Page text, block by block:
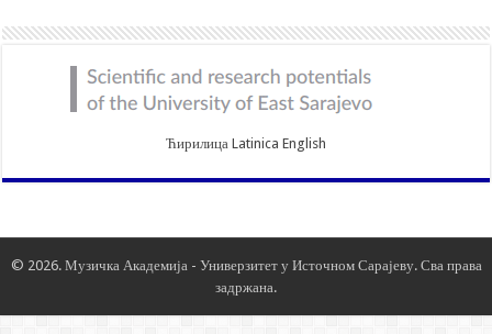
Ћирилица Latinica English
© 2026. Музичка Академија - Универзитет у Источном Сарајеву. Сва права
задржана.